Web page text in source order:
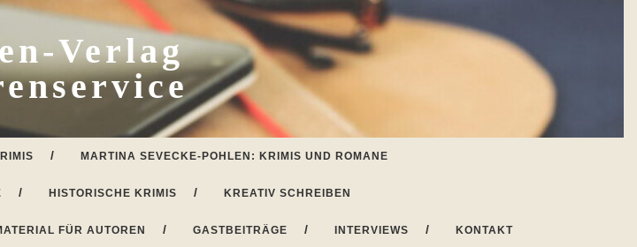
Verlag
MARTINA SEVECKE-POHLEN: KRIMIS UND ROMANE
HISTORISCHE KRIMIS KREATIV SCHREIBEN
FÜR AUTOREN GASTBEITRÄGE INTERVIEWS KONTAKT